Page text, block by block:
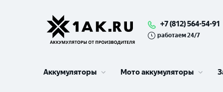
+7 (812) 564-54-91
работаем 24/7
Аккумуляторы Мото аккумуляторы